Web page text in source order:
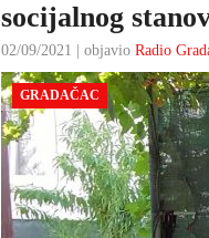
socijalnog
02/09/2021 | objavio Radio
GRADAČAC